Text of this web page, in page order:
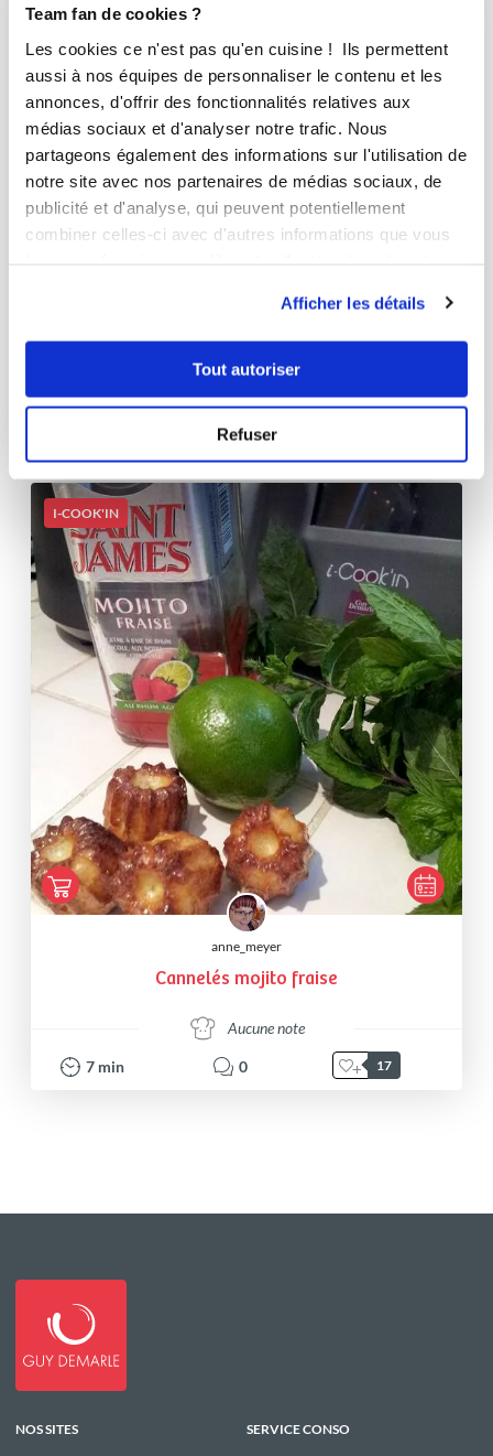
Team fan de cookies ?
Les cookies ce n'est pas qu'en cuisine ! Ils permettent
aussi à nos équipes de personnaliser le contenu et les
annonces, d'offrir des fonctionnalités relatives aux
médias sociaux et d'analyser notre trafic. Nous
partageons également des informations sur l'utilisation de
notre site avec nos partenaires de médias sociaux, de
publicité et d'analyse, qui peuvent potentiellement
combiner celles-ci avec d'autres informations que vous
Afficher les détails
Tout autoriser
Refuser
anne_meyer
Mini cannelés Mojito Fraise
0
I-COOK'IN
anne_meyer
Cannelés mojito fraise
Aucune note
7 min 0 17
NOS SITES
SERVICE CONSO